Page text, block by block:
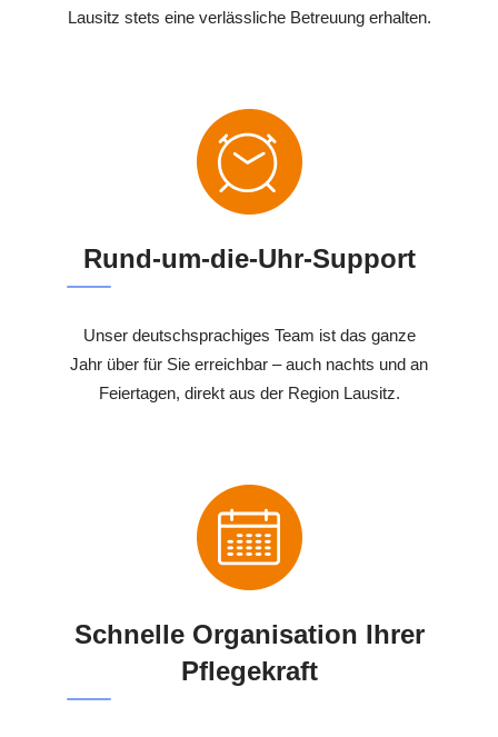
Lausitz stets eine verlässliche Betreuung erhalten.
Rund-um-die-Uhr-Support
Unser deutschsprachiges Team ist das ganze
Jahr über für Sie erreichbar – auch nachts und an
Feiertagen, direkt aus der Region Lausitz.
Schnelle Organisation Ihrer
Pflegekraft